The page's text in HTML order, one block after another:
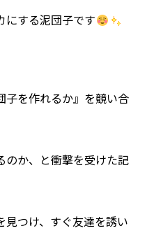
にする泥団子です
子を作れるか』を競い合
のか、と衝撃を受けた記
見つけ、すぐ友達を誘い